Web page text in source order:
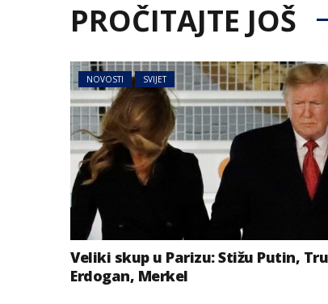
PROČITAJTE JOŠ
NOVOSTI SVIJET
Veliki skup u Parizu: Stižu Putin,
Erdogan, Merkel